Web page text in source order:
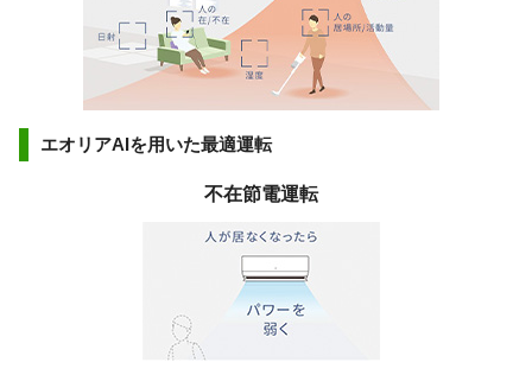
エオリアAIを用いた最適運転
不在節電運転